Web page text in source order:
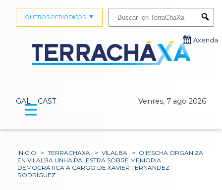
GAL CAST Venres, 7 ago 2026
OUTROS PERIÓDICOS
Axenda
☰
INICIO > TERRACHAXA > VILALBA > O IESCHA ORGANIZA
EN VILALBA UNHA PALESTRA SOBRE MEMORIA
DEMOCRÁTICA A CARGO DE XAVIER FERNÁNDEZ
RODRÍGUEZ